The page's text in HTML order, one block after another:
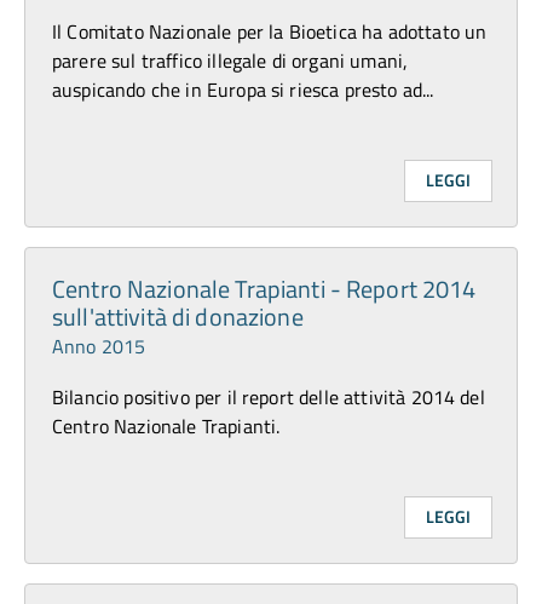
Il Comitato Nazionale per la Bioetica ha adottato un
parere sul traffico illegale di organi umani,
auspicando che in Europa si riesca presto ad...
LEGGI
Centro Nazionale Trapianti - Report 2014
sull'attività di donazione
Anno 2015
Bilancio positivo per il report delle attività 2014 del
Centro Nazionale Trapianti.
LEGGI